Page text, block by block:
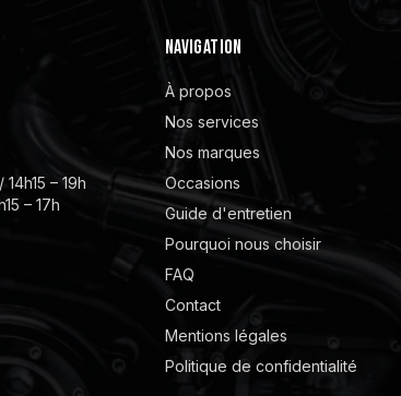
– 19h
– 17h
NAVIGATION
À propos
Nos services
Nos marques
Occasions
Guide d'entretien
Pourquoi nous choisir
FAQ
Contact
Mentions légales
Politique de confidentialité